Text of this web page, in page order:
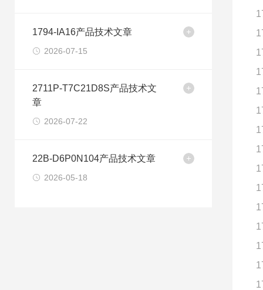
1794-IA16产品技术文章
2026-07-15
2711P-T7C21D8S产品技术文
章
2026-07-22
22B-D6P0N104产品技术文章
2026-05-18